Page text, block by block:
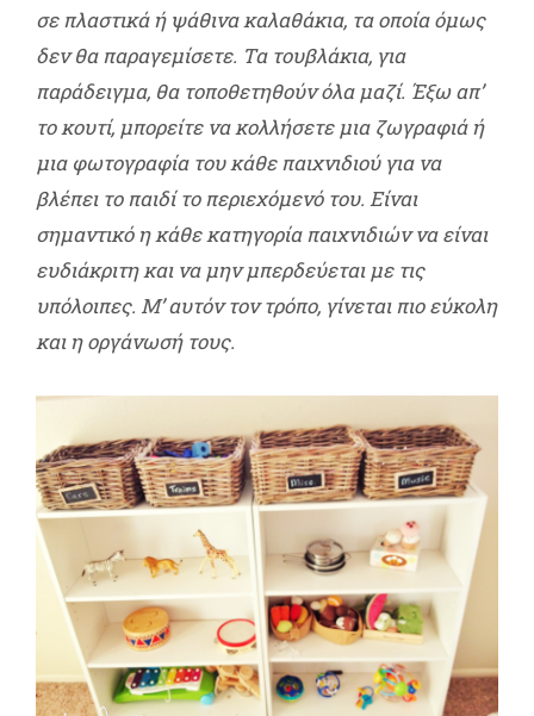
σε πλαστικά ή ψάθινα καλαθάκια, τα οποία όμως
δεν θα παραγεμίσετε. Τα τουβλάκια, για
παράδειγμα, θα τοποθετηθούν όλα μαζί. Έξω απ’
το κουτί, μπορείτε να κολλήσετε μια ζωγραφιά ή
μια φωτογραφία του κάθε παιχνιδιού για να
βλέπει το παιδί το περιεχόμενό του. Είναι
σημαντικό η κάθε κατηγορία παιχνιδιών να είναι
ευδιάκριτη και να μην μπερδεύεται με τις
υπόλοιπες. Μ’ αυτόν τον τρόπο, γίνεται πιο εύκολη
και η οργάνωσή τους.